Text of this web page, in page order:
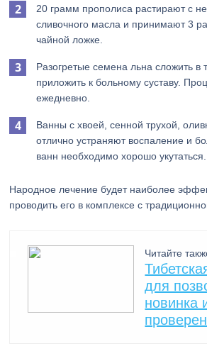
20 грамм прополиса растирают с
сливочного масла и принимают 3
чайной ложке.
Разогретые семена льна сложить
приложить к больному суставу.
ежедневно.
Ванны с хвоей, сенной трухой,
отлично устраняют воспаление и
ванн необходимо хорошо укутаться.
Народное лечение будет наиболее
проводить его в комплексе с
Читайте
для
новинка